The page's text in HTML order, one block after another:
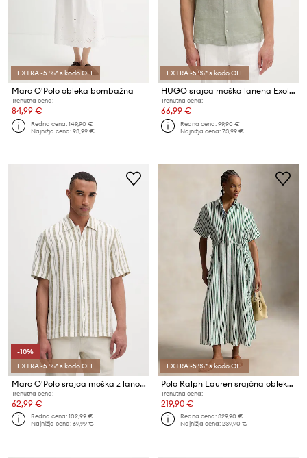
EXTRA -5 %* s kodo OFF
Marc O'Polo obleka bombažna
Trenutna cena:
84,99 €
Redna cena:149,90 €
Najnižja cena:93,99 €
EXTRA -5 %* s kodo OFF
HUGO srajca moška lanena Exolino
Trenutna cena:
66,99 €
Redna cena:99,90 €
Najnižja cena:73,99 €
-10%
EXTRA -5 %* s kodo OFF
Marc O'Polo srajca moška z lanom
Trenutna cena:
62,99 €
Redna cena:102,99 €
Najnižja cena:69,99 €
EXTRA -5 %* s kodo OFF
Polo Ralph Lauren srajčna obleka z lanom
Trenutna cena:
219,90 €
Redna cena:329,90 €
Najnižja cena:239,90 €